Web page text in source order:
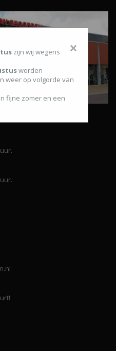
×
zijn wij wegens
worden
weer op volgorde van
fijne zomer en een